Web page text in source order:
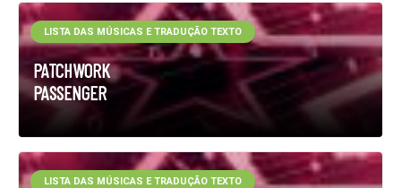
PATCHWORK
PASSENGER
LISTA DAS MÚSICAS E TRADUÇÃO TEXTO
LISTA DAS MÚSICAS E TRADUÇÃO TEXTO